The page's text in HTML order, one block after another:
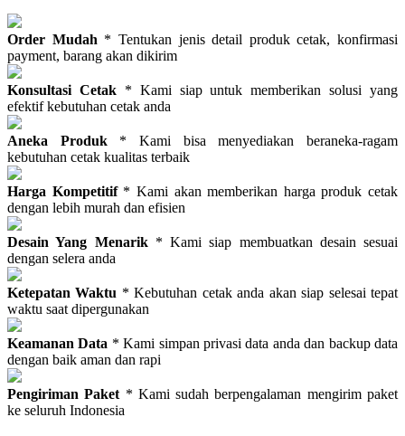
Order Mudah * Tentukan jenis detail produk cetak, konfirmasi
payment, barang akan dikirim
Konsultasi Cetak* Kami siap untuk memberikan solusi yang
efektif kebutuhan cetak anda
Aneka Produk * Kami bisa menyediakan beraneka-ragam
kebutuhan cetak kualitas terbaik
Harga Kompetitif* Kami akan memberikan harga produk cetak
dengan lebih murah dan efisien
Desain Yang Menarik* Kami siap membuatkan desain sesuai
dengan selera anda
Ketepatan Waktu * Kebutuhan cetak anda akan siap selesai tepat
waktu saat dipergunakan
Keamanan Data * Kami simpan privasi data anda dan backup data
dengan baik aman dan rapi
Pengiriman Paket * Kami sudah berpengalaman mengirim paket
ke seluruh Indonesia